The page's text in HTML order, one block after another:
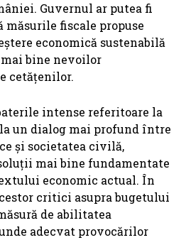
Guvernul ar putea fi
fiscale propuse
economică sustenabilă
bine nevoilor
cetățenilor.
intense referitoare la
un dialog mai profund între
și societatea civilă,
mai bine fundamentate
economic actual. În
critici asupra bugetului
de abilitatea
adecvat provocărilor